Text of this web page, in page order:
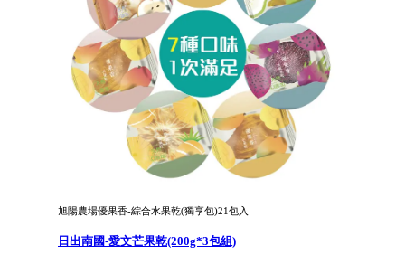
旭陽農場優果香-綜合水果乾(獨享包)21包入
日出南國-愛文芒果乾(200g*3包組)